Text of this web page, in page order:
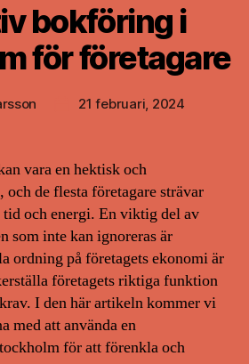
bokföring i
för företagare
Inläggsdatum
21 februari, 2024
vara en hektisk och
de flesta företagare strävar
och energi. En viktig del av
som inte kan ignoreras är
ordning på företagets ekonomi är
företagets riktiga funktion
I den här artikeln kommer vi
med att använda en
för att förenkla och